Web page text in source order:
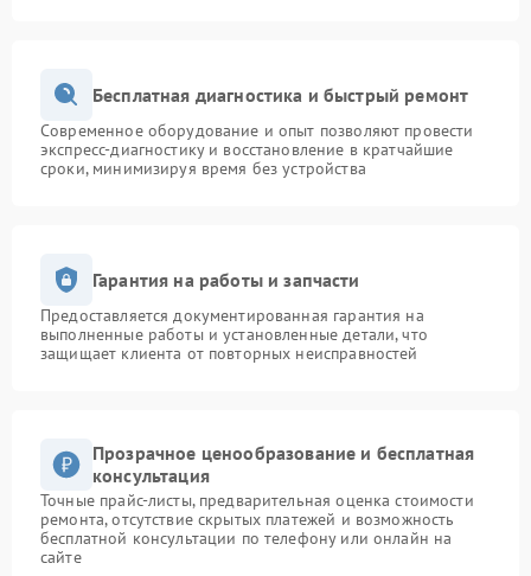
Бесплатная диагностика и быстрый ремонт
Современное оборудование и опыт позволяют провести
экспресс-диагностику и восстановление в кратчайшие
сроки, минимизируя время без устройства
Гарантия на работы и запчасти
Предоставляется документированная гарантия на
выполненные работы и установленные детали, что
защищает клиента от повторных неисправностей
Прозрачное ценообразование и бесплатная
консультация
Точные прайс-листы, предварительная оценка стоимости
ремонта, отсутствие скрытых платежей и возможность
бесплатной консультации по телефону или онлайн на
сайте